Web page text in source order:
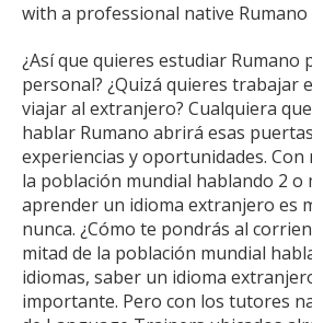
with a professional native
¿Así que quieres estudiar Rumano
personal? ¿Quizá quieres trabajar
viajar al extranjero? Cualquiera
hablar Rumano abrirá esas
experiencias y oportunidades. Con
la población mundial hablando 2 o
aprender un idioma extranjero es
nunca. ¿Cómo te pondrás al
mitad de la población mundial
idiomas, saber un idioma
importante. Pero con los tutores